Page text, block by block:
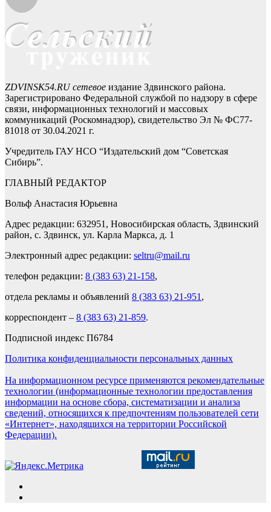
ZDVINSK54.RU сетевое издание Здвинского района.
Зарегистрировано Федеральной службой по надзору в сфере
связи, информационных технологий и массовых
коммуникаций (Роскомнадзор), свидетельство Эл № ФС77-
81018 от 30.04.2021 г.
Учредитель ГАУ НСО “Издательский дом “Советская
Сибирь”.
ГЛАВНЫЙ РЕДАКТОР
Вольф Анастасия Юрьевна
Адрес редакции: 632951, Новосибирская область, Здвинский
район, с. Здвинск, ул. Карла Маркса, д. 1
Электронный адрес редакции: seltru@mail.ru
телефон редакции: 8 (383 63) 21-158,
отдела рекламы и объявлений 8 (383 63) 21-951 ,
корреспондент – 8 (383 63) 21-859.
Подписной индекс П6784
Политика конфиденциальности персональных данных
На информационном ресурсе применяются рекомендательные
технологии (информационные технологии предоставления
информации на основе сбора, систематизации и анализа
сведений, относящихся к предпочтениям пользователей сети
«Интернет», находящихся на территории Российской
Федерации).